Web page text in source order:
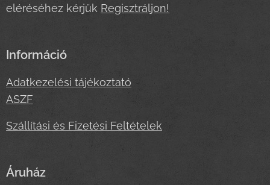
eléréséhez kérjük Regisztráljon!
Információ
Adatkezelési tájékoztató
ASZF
Szállítási és Fizetési Feltételek
Áruház